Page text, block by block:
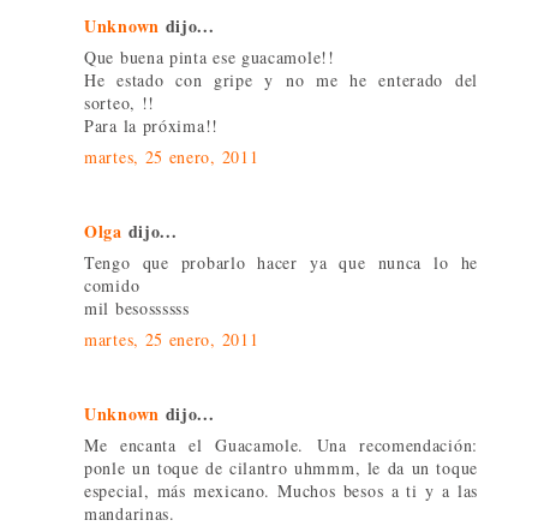
Unknown dijo...
Que buena pinta ese guacamole!!
He estado con gripe y no me he enterado del
sorteo, !!
Para la próxima!!
martes, 25 enero, 2011
Olga dijo...
Tengo que probarlo hacer ya que nunca lo he
comido
mil besossssss
martes, 25 enero, 2011
Unknown dijo...
Me encanta el Guacamole. Una recomendación:
ponle un toque de cilantro uhmmm, le da un toque
especial, más mexicano. Muchos besos a ti y a las
mandarinas.